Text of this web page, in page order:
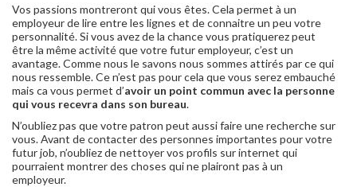
Vos passions montreront qui vous êtes. Cela permet à un
employeur de lire entre les lignes et de connaitre un peu votre
personnalité. Si vous avez de la chance vous pratiquerez peut
être la même activité que votre futur employeur, c’est un
avantage. Comme nous le savons nous sommes attirés par ce qui
nous ressemble. Ce n’est pas pour cela que vous serez embauché
mais ca vous permet d’avoir un point commun avec la personne
qui vous recevra dans son bureau.
N’oubliez pas que votre patron peut aussi faire une recherche sur
vous. Avant de contacter des personnes importantes pour votre
futur job, n’oubliez de nettoyer vos profils sur internet qui
pourraient montrer des choses qui ne plairont pas à un
employeur.